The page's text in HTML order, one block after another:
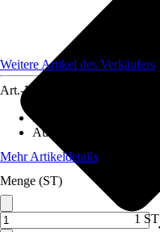
Weitere Artikel des Verkäufers
Art.-Nr.
Material
Ausführung
Mehr Artikeldetails
Menge (ST)
1 ST